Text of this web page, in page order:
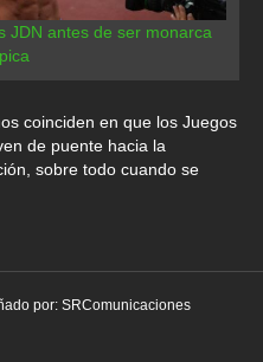
JDN antes de ser monarca
coinciden en que los Juegos
de puente hacia la
sobre todo cuando se
por: SRComunicaciones